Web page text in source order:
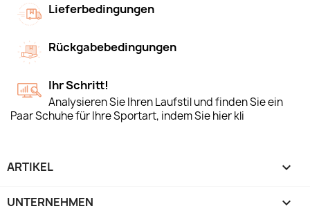
Lieferbedingungen
Rückgabebedingungen
Ihr Schritt!
Analysieren Sie Ihren Laufstil und finden Sie ein
Paar Schuhe für Ihre Sportart, indem Sie hier kli
ARTIKEL 
UNTERNEHMEN 